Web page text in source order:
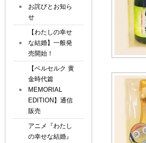
お詫びとお知ら
せ
【わたしの幸せ
な結婚】一般発
売開始！
【ベルセルク 黄
金時代篇
MEMORIAL
EDITION】通信
販売
アニメ『わたし
の幸せな結婚』